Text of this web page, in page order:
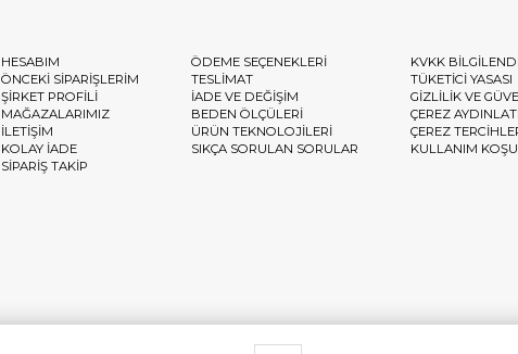
HESABIM
ÖNCEKİ SİPARİŞLERİM
ŞİRKET PROFİLİ
MAĞAZALARIMIZ
İLETİŞİM
KOLAY İADE
SİPARİŞ TAKİP
ÖDEME SEÇENEKLERİ
TESLİMAT
İADE VE DEĞİŞİM
BEDEN ÖLÇÜLERİ
ÜRÜN TEKNOLOJİLERİ
SIKÇA SORULAN SORULAR
KVKK
TÜKETİCİ YASASI
GİZLİLİK VE
ÇEREZ
ÇEREZ
KULLANIM